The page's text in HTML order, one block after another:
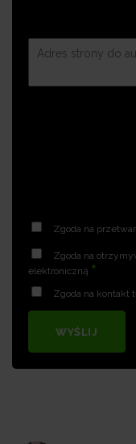
Zgoda na
Zgoda na
elektroniczną *
Zgoda na kontakt
WYŚLIJ